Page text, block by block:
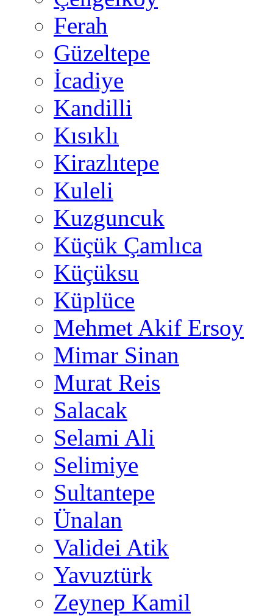
Ferah
Güzeltepe
İcadiye
Kandilli
Kısıklı
Kirazlıtepe
Kuleli
Kuzguncuk
Küçük Çamlıca
Küçüksu
Küplüce
Mehmet Akif Ersoy
Mimar Sinan
Murat Reis
Salacak
Selami Ali
Selimiye
Sultantepe
Ünalan
Validei Atik
Yavuztürk
Zeynep Kamil